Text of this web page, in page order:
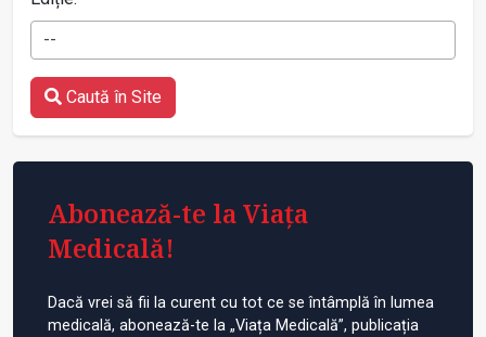
--
Caută în Site
Abonează-te la Viața
Medicală!
Dacă vrei să fii la curent cu tot ce se întâmplă în lumea
medicală, abonează-te la „Viața Medicală”, publicația